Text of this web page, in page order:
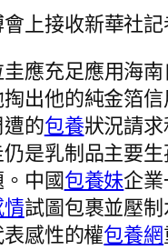
上接收新華社
應充足應用海
掏出他的純金箔
的包養狀況請
仍是乳制品主要生
中國包養妹企
試圖包裹並壓
感性的權包養網